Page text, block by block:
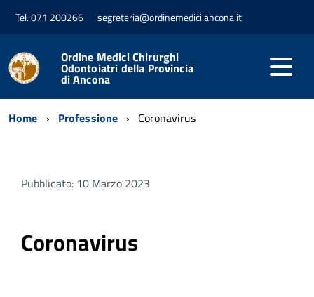
Tel. 071 200266 segreteria@ordinemedici.ancona.it
Ordine Medici Chirurghi
Odontoiatri della Provincia
di Ancona
Home Professione Coronavirus
Pubblicato: 10 Marzo 2023
Coronavirus